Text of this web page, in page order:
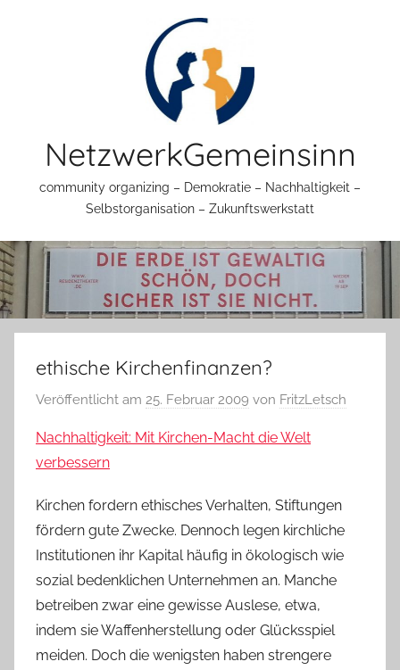
NetzwerkGemeinsinn
community organizing – Demokratie – Nachhaltigkeit –
Selbstorganisation – Zukunftswerkstatt
ethische Kirchenfinanzen?
Veröffentlicht am 25. Februar 2009 von FritzLetsch
Nachhaltigkeit: Mit Kirchen-Macht die Welt
verbessern
Kirchen fordern ethisches Verhalten, Stiftungen
fördern gute Zwecke. Dennoch legen kirchliche
Institutionen ihr Kapital häufig in ökologisch wie
sozial bedenklichen Unternehmen an. Manche
betreiben zwar eine gewisse Auslese, etwa,
indem sie Waffenherstellung oder Glücksspiel
meiden. Doch die wenigsten haben strengere